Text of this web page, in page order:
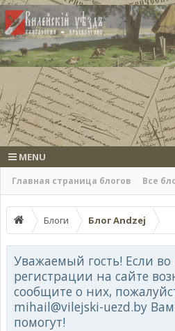
Главная страница блогов Все
MENU
Блоги Блог Andzej
Уважаемый гость! Если во
регистрации на сайте
сообщите о них,
mihail@vilejski-uezd.by
помогут!